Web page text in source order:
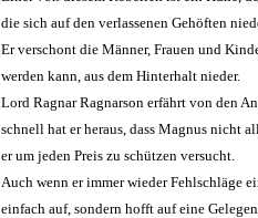
die sich auf den verlassenen Gehöften
Er verschont die Männer, Frauen und
werden kann, aus dem Hinterhalt nieder.
Lord Ragnar Ragnarson erfährt von den
schnell hat er heraus, dass Magnus nicht
er um jeden Preis zu schützen versucht.
Auch wenn er immer wieder Fehlschläge
einfach auf, sondern hofft auf eine